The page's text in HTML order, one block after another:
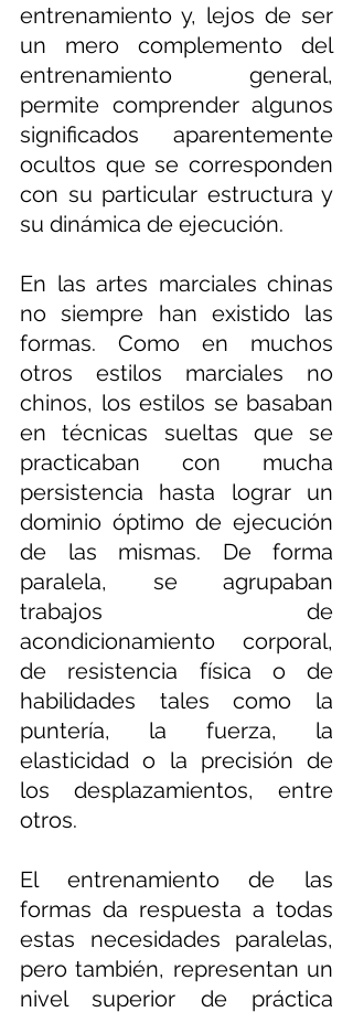
entrenamiento y, lejos de ser
un mero complemento del
entrenamiento general,
permite comprender algunos
significados aparentemente
ocultos que se corresponden
con su particular estructura y
su dinámica de ejecución.
En las artes marciales chinas
no siempre han existido las
formas. Como en muchos
otros estilos marciales no
chinos, los estilos se basaban
en técnicas sueltas que se
practicaban con mucha
persistencia hasta lograr un
dominio óptimo de ejecución
de las mismas. De forma
paralela, se agrupaban
trabajos de
acondicionamiento corporal,
de resistencia física o de
habilidades tales como la
puntería, la fuerza, la
elasticidad o la precisión de
los desplazamientos, entre
otros.
El entrenamiento de las
formas da respuesta a todas
estas necesidades paralelas,
pero también, representan un
nivel superior de práctica